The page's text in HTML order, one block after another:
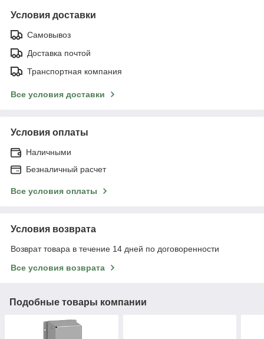
Условия доставки
Самовывоз
Доставка почтой
Транспортная компания
Все условия доставки
Условия оплаты
Наличными
Безналичный расчет
Все условия оплаты
Условия возврата
Возврат товара в течение 14 дней по договоренности
Все условия возврата
Подобные товары компании